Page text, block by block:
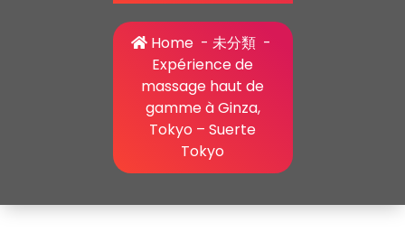
Home- 未分類-
Expérience de
massage haut de
gamme à Ginza,
Tokyo – Suerte
Tokyo